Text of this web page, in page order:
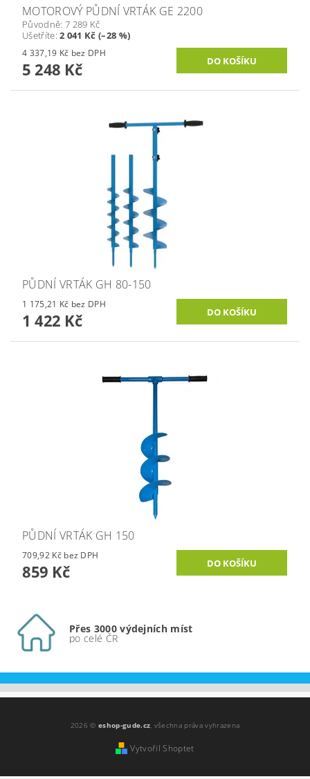
MOTOROVÝ PŮDNÍ VRTÁK GE 2200
Původně: 7 289 Kč
Ušetříte:2 041 Kč (–28 %)
4 337,19 Kč bez DPH
5 248 Kč
PŮDNÍ VRTÁK GH 80-150
1 175,21 Kč bez DPH
1 422 Kč
PŮDNÍ VRTÁK GH 150
709,92 Kč bez DPH
859 Kč
Přes 3000 výdejních míst
po celé ČR
2026 ©eshop-gude.cz, všechna práva vyhrazena
Vytvořil Shoptet